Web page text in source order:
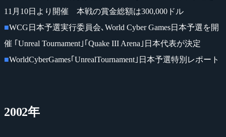
11月10日より開催 本戦の賞金総額は300,000ドル
■WCG日本予選実行委員会､World Cyber Games日本予選を開
催 ｢Unreal Tournament｣｢Quake III Arena｣日本代表が決定
■WorldCyberGames｢UnrealTournament｣日本予選特別レポート
2002年